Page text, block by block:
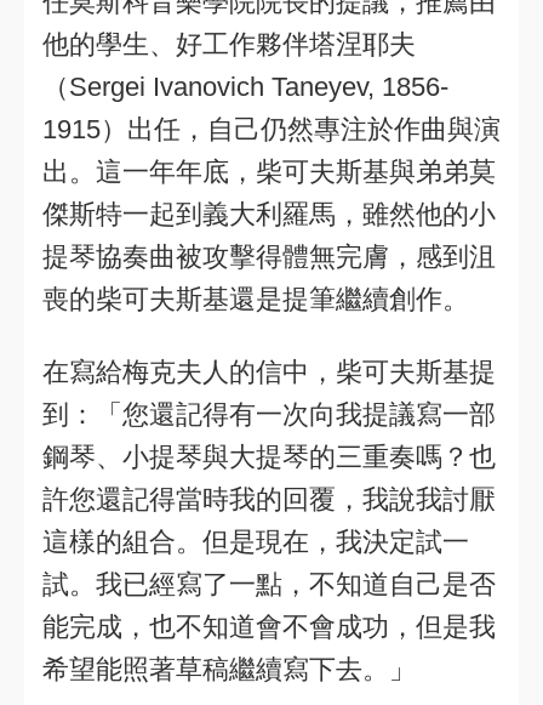
他的學生、好工作夥伴塔涅耶夫
（Sergei Ivanovich Taneyev, 1856-
1915）出任，自己仍然專注於作曲與演
出。這一年年底，柴可夫斯基與弟弟莫
傑斯特一起到義大利羅馬，雖然他的小
提琴協奏曲被攻擊得體無完膚，感到沮
喪的柴可夫斯基還是提筆繼續創作。
在寫給梅克夫人的信中，柴可夫斯基提
到：「您還記得有一次向我提議寫一部
鋼琴、小提琴與大提琴的三重奏嗎？也
許您還記得當時我的回覆，我說我討厭
這樣的組合。但是現在，我決定試一
試。我已經寫了一點，不知道自己是否
能完成，也不知道會不會成功，但是我
希望能照著草稿繼續寫下去。」